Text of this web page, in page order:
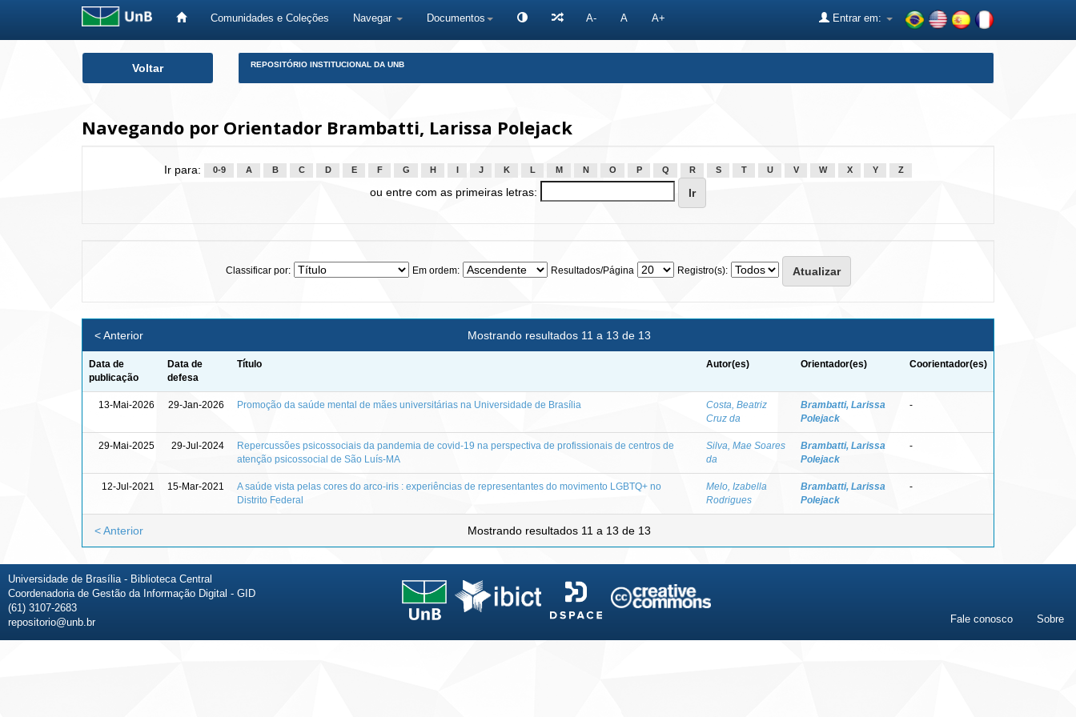
Comunidades e Coleções Navegar Documentos A- A A+ Entrar em:
Voltar REPOSITÓRIO INSTITUCIONAL DA UNB
Navegando por Orientador Brambatti, Larissa Polejack
Ir para: 0-9 A B C D E F G H J K L M N O P Q R S T U V W X Y Z
ou entre com as primeiras letras:
Classificar por: Em ordem: Resultados/Página Registro(s):
Mostrando resultados 11 a 13 de 13
< Anterior
Data de
publicação
Data de
defesa
Título Autor(es) Orientador(es) Coorientador(es)
13-Mai-2026 29-Jan-2026 Promoção da saúde mental de mães universitárias na Universidade de Brasília
Costa, Beatriz
Cruz da
Brambatti, Larissa
Polejack
-
29-Mai-2025 29-Jul-2024
Repercussões psicossociais da pandemia de covid-19 na perspectiva de profissionais de centros de
atenção psicossocial de São Luís-MA
Silva, Mae Soares
da
Brambatti, Larissa
Polejack
-
12-Jul-2021 15-Mar-2021
A saúde vista pelas cores do arco-iris : experiências de representantes do movimento LGBTQ+ no
Distrito Federal
Melo, Izabella
Rodrigues
Brambatti, Larissa
Polejack
-
Mostrando resultados 11 a 13 de 13
< Anterior
Universidade de Brasília - Biblioteca Central
Coordenadoria de Gestão da Informação Digital - GID
(61) 3107-2683
repositorio@unb.br
Fale conosco Sobre